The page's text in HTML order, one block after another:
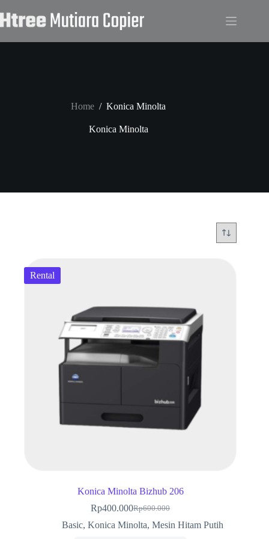
to
content
Home / Konica Minolta
Konica Minolta
Rental
Konica Minolta Bizhub 206
Rp600.000
Harga
aslinya
Rp400.000Harga
saat
Basic, Konica Minolta, Mesin Hitam Putih